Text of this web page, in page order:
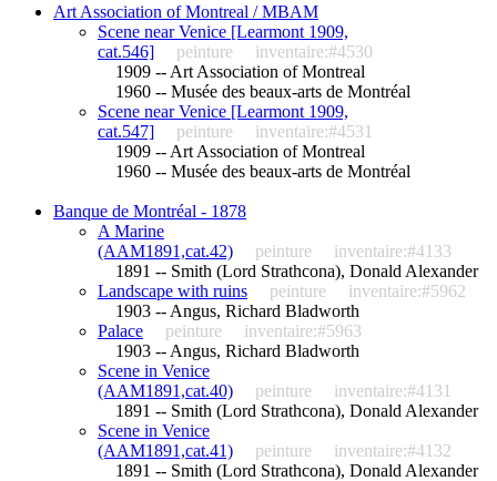
Art Association of Montreal / MBAM
Scene near Venice [Learmont 1909,
cat.546]
peinture
inventaire:#4530
1909 -- Art Association of Montreal
1960 -- Musée des beaux-arts de Montréal
Scene near Venice [Learmont 1909,
cat.547]
peinture
inventaire:#4531
1909 -- Art Association of Montreal
1960 -- Musée des beaux-arts de Montréal
Banque de Montréal - 1878
A Marine
(AAM1891,cat.42)
peinture
inventaire:#4133
1891 -- Smith (Lord Strathcona), Donald Alexander
Landscape with ruins
peinture
inventaire:#5962
1903 -- Angus, Richard Bladworth
Palace
peinture
inventaire:#5963
1903 -- Angus, Richard Bladworth
Scene in Venice
(AAM1891,cat.40)
peinture
inventaire:#4131
1891 -- Smith (Lord Strathcona), Donald Alexander
Scene in Venice
(AAM1891,cat.41)
peinture
inventaire:#4132
1891 -- Smith (Lord Strathcona), Donald Alexander